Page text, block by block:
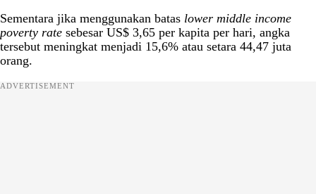
Sementara jika menggunakan batas lower middle income
poverty rate sebesar US$ 3,65 per kapita per hari, angka
tersebut meningkat menjadi 15,6% atau setara 44,47 juta
orang.
ADVERTISEMENT